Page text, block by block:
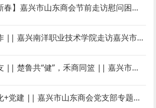
【情暖新春】嘉兴市山东商会节前走访慰问困难家庭
校企合作 || 嘉兴南洋职业技术学院走访嘉兴市山东商会，双向奔赴开启新篇章
以球会友 || 楚鲁共“健”，禾商同篮 || 嘉兴市山东商会&嘉兴市湖北商会篮球友谊赛圆满成功
传统文化+党建 || 嘉兴市山东商会党支部专题学习会：学总书记用典，悟为民初心，展时代担当